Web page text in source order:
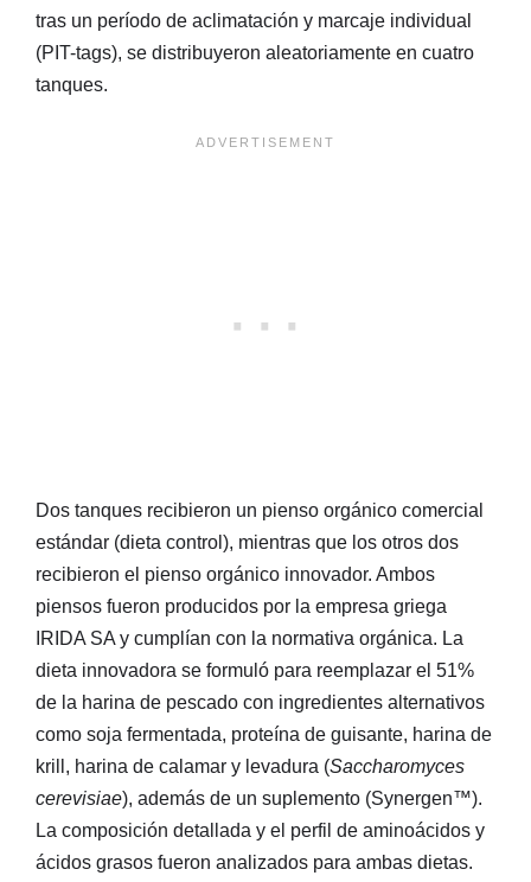
tras un período de aclimatación y marcaje individual
(PIT-tags), se distribuyeron aleatoriamente en cuatro
tanques.
Dos tanques recibieron un pienso orgánico comercial
estándar (dieta control), mientras que los otros dos
recibieron el pienso orgánico innovador. Ambos
piensos fueron producidos por la empresa griega
IRIDA SA y cumplían con la normativa orgánica. La
dieta innovadora se formuló para reemplazar el 51%
de la harina de pescado con ingredientes alternativos
como soja fermentada, proteína de guisante, harina de
krill, harina de calamar y levadura (Saccharomyces
cerevisiae), además de un suplemento (Synergen™).
La composición detallada y el perfil de aminoácidos y
ácidos grasos fueron analizados para ambas dietas.